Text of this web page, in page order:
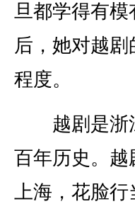
旦都学得有
后，她对越剧
程度。
越剧是浙江
百年历史。
上海，花脸